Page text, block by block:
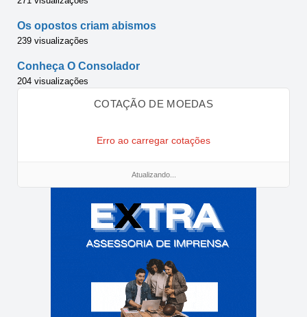
Os opostos criam abismos
239 visualizações
Conheça O Consolador
204 visualizações
COTAÇÃO DE MOEDAS
Erro ao carregar cotações
Atualizando...